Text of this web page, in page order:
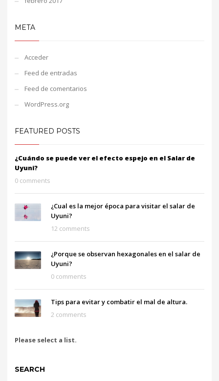
META
Acceder
Feed de entradas
Feed de comentarios
WordPress.org
FEATURED POSTS
¿Cuándo se puede ver el efecto espejo en el Salar de
Uyuni?
0 comments
¿Cual es la mejor época para visitar el salar de
Uyuni?
12 comments
¿Porque se observan hexagonales en el salar de
Uyuni?
0 comments
Tips para evitar y combatir el mal de altura.
2 comments
Please select a list.
SEARCH